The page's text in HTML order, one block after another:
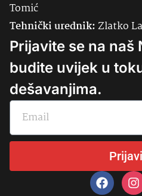
Tomić
Tehnički urednik:Zlatko
Prijavite se na naš
budite uvijek u
dešavanjima.